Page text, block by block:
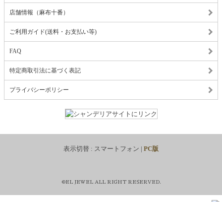
店舗情報（麻布十番）
ご利用ガイド(送料・お支払い等)
FAQ
特定商取引法に基づく表記
プライバシーポリシー
表示切替 : スマートフォン | PC版
©EL JEWEL ALL RIGHT RESERVED.